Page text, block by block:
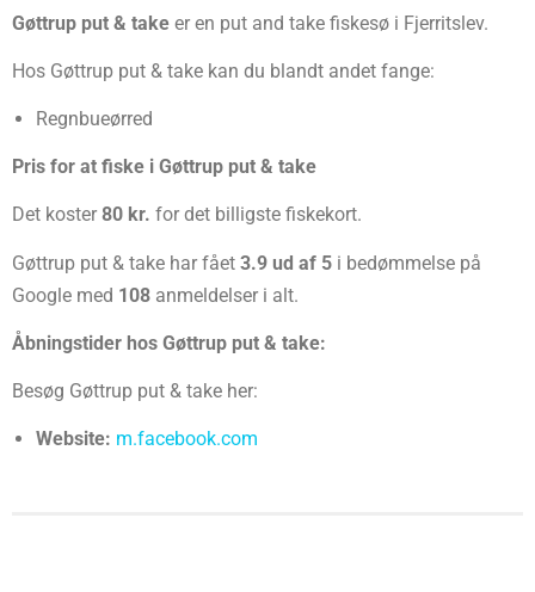
Gøttrup put & take er en put and take fiskesø i Fjerritslev.
Hos Gøttrup put & take kan du blandt andet fange:
Regnbueørred
Pris for at fiske i Gøttrup put & take
Det koster 80 kr. for det billigste fiskekort.
Gøttrup put & take har fået 3.9 ud af 5 i bedømmelse på
Google med 108 anmeldelser i alt.
Åbningstider hos Gøttrup put & take:
Besøg Gøttrup put & take her:
Website: m.facebook.com